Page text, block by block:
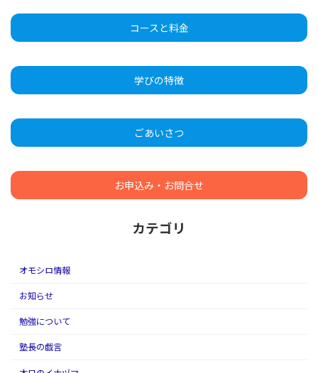
コースと料金
学びの特徴
ごあいさつ
お申込み・お問合せ
カテゴリ
オモシロ情報
お知らせ
勉強について
塾長の戯言